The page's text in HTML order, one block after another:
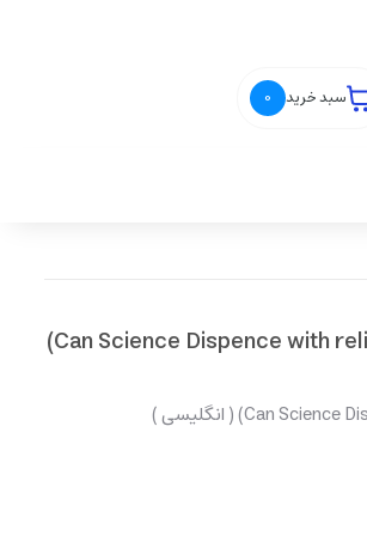
سبد خرید 0
آیا علم میتواند دین را نادیده بگیرد ؟ (Can Science Dispence with religion)